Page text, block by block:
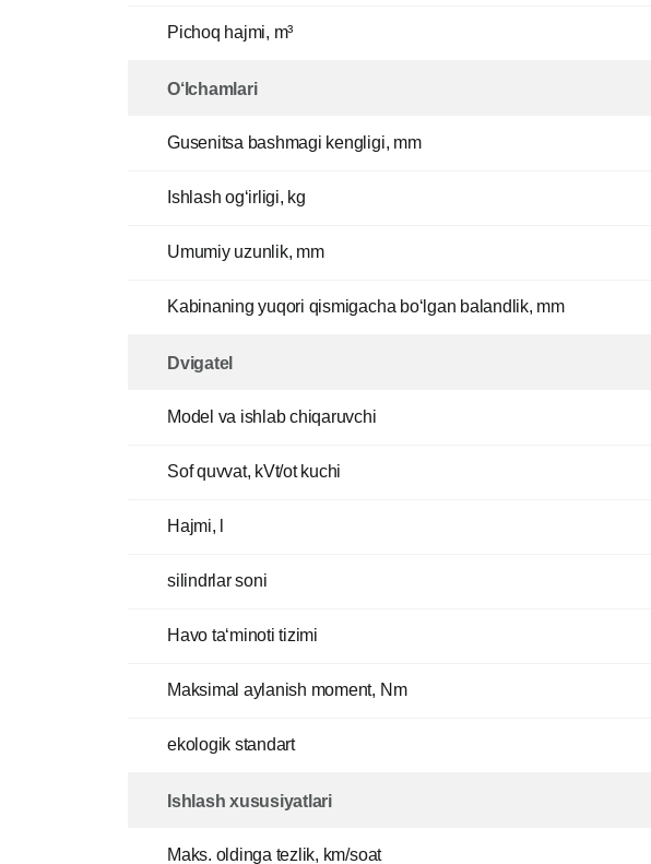
Pichoq hajmi, m³
O‘lchamlari
Gusenitsa bashmagi kengligi, mm
Ishlash og‘irligi, kg
Umumiy uzunlik, mm
Kabinaning yuqori qismigacha bo‘lgan balandlik, mm
Dvigatel
Model va ishlab chiqaruvchi
Sof quvvat, kVt/ot kuchi
Hajmi, l
silindrlar soni
Havo ta‘minoti tizimi
Maksimal aylanish moment, Nm
ekologik standart
Ishlash xususiyatlari
Maks. oldinga tezlik, km/soat